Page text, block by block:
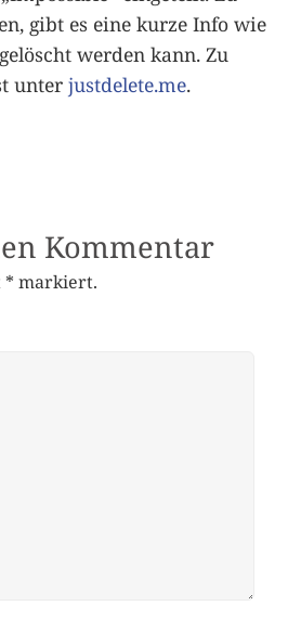
gibt es eine kurze Info wie
werden kann. Zu
unter justdelete.me.
Kommentar
* markiert.